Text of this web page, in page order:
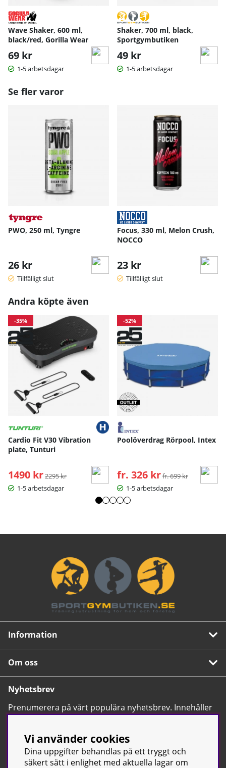
Wave Shaker, 600 ml,
black/red, Gorilla Wear
69 kr
1-5 arbetsdagar
Shaker, 700 ml, black,
Sportgymbutiken
49 kr
1-5 arbetsdagar
Se fler varor
PWO, 250 ml, Tyngre
26 kr
Tillfälligt slut
Focus, 330 ml, Melon Crush,
NOCCO
23 kr
Tillfälligt slut
Andra köpte även
-35%
Cardio Fit V30 Vibration
plate, Tunturi
1490 kr Ordinarie pris:
2295 kr
1-5 arbetsdagar
-52%
Poolöverdrag Rörpool, Intex
fr. 326 kr Ordinarie pris:
fr. 699 kr
1-5 arbetsdagar
Information
Om oss
Nyhetsbrev
Prenumerera på vårt populära nyhetsbrev. Innehåller
tips, nyheter och våra allra bästa erbjudanden.
Vi använder cookies
Dina uppgifter behandlas på ett tryggt och
säkert sätt i enlighet med aktuella lagar om